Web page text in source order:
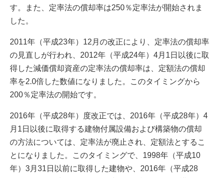
す。また、定率法の償却率は250％定率法が開始されま
した。
2011年（平成23年）12月の改正により、定率法の償却率
の見直しが行われ、2012年（平成24年）4月1日以後に取
得した減価償却資産の定率法の償却率は、定額法の償却
率を2.0倍した数値になりました。このタイミングから
200％定率法の開始です。
2016年（平成28年）度改正では、2016年（平成28年）4
月1日以後に取得する建物付属設備および構築物の償却
の方法については、定率法が廃止され、定額法とするこ
とになりました。このタイミングで、1998年（平成10
年）3月31日以前に取得した建物や、2016年（平成28